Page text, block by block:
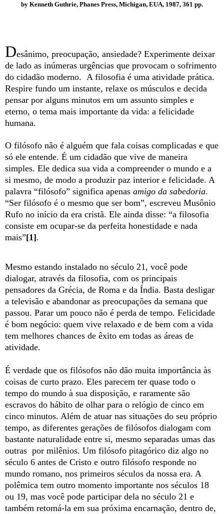
by Kenneth Guthrie, Phanes Press, Michigan, EUA, 1987, 361 pp.
Desânimo, preocupação, ansiedade? Experimente deixar
de lado as inúmeras urgências que provocam o sofrimento
do cidadão moderno. A filosofia é uma atividade prática.
Respire fundo um instante, relaxe os músculos e decida
pensar por alguns minutos em um assunto simples e
eterno, o tema mais importante da vida: a felicidade
humana.
O filósofo não é alguém que fala coisas complicadas e que
só ele entende. É um cidadão que vive de maneira
simples. Ele dedica sua vida a compreender o mundo e a
si mesmo, de modo a produzir paz interior e felicidade. A
palavra “filósofo” significa apenas amigo da sabedoria.
“Ser filósofo é o mesmo que ser bom”, escreveu Musônio
Rufo no início da era cristã. Ele ainda disse: “a filosofia
consiste em ocupar-se da perfeita honestidade e nada
mais”[1].
Mesmo estando instalado no século 21, você pode
dialogar, através da filosofia, com os principais
pensadores da Grécia, de Roma e da Índia. Basta desligar
a televisão e abandonar as preocupações da semana que
passou. Parar um pouco não é perda de tempo. Felicidade
é bom negócio: quem vive relaxado e de bem com a vida
tem melhores chances de êxito em todas as áreas de
atividade.
É verdade que os filósofos não dão muita importância às
coisas de curto prazo. Eles parecem ter quase todo o
tempo do mundo à sua disposição, e raramente são
escravos do hábito de olhar para o relógio de cinco em
cinco minutos. Além de atuar nas situações do seu próprio
tempo, as diferentes gerações de filósofos dialogam com
bastante naturalidade entre si, mesmo separadas umas das
outras por milênios. Um filósofo pitagórico diz algo no
século 6 antes de Cristo e outro filósofo responde no
mundo romano, nos primeiros séculos da nossa era. A
polêmica tem outro momento importante nos séculos 18
ou 19, mas você pode participar dela no século 21 e
também retomá-la em sua próxima encarnação, dentro de,